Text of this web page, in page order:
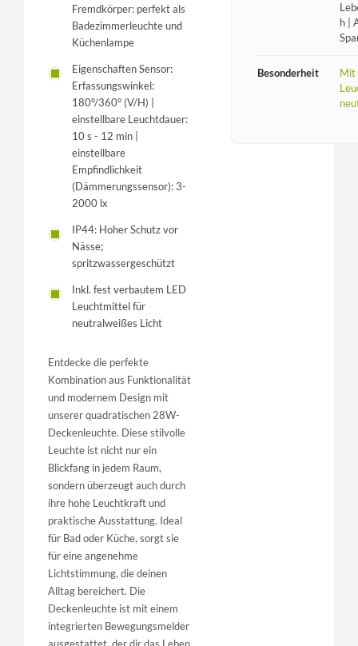
Fremdkörper: perfekt als
Badezimmerleuchte und
Küchenlampe
Eigenschaften Sensor:
Erfassungswinkel:
180°/360° (V/H) |
einstellbare Leuchtdauer:
10 s - 12 min |
einstellbare
Empfindlichkeit
(Dämmerungssensor): 3-
2000 lx
IP44: Hoher Schutz vor
Nässe;
spritzwassergeschützt
Inkl. fest verbautem LED
Leuchtmittel für
neutralweißes Licht
Entdecke die perfekte
Kombination aus Funktionalität
und modernem Design mit
unserer quadratischen 28W-
Deckenleuchte. Diese stilvolle
Leuchte ist nicht nur ein
Blickfang in jedem Raum,
sondern überzeugt auch durch
ihre hohe Leuchtkraft und
praktische Ausstattung. Ideal
für Bad oder Küche, sorgt sie
für eine angenehme
Lichtstimmung, die deinen
Alltag bereichert. Die
Deckenleuchte ist mit einem
integrierten Bewegungsmelder
ausgestattet, der dir das Leben
h |
Besonderheit
Mit